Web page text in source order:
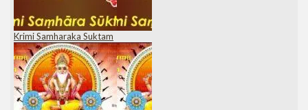
Krimi Samharaka Suktam